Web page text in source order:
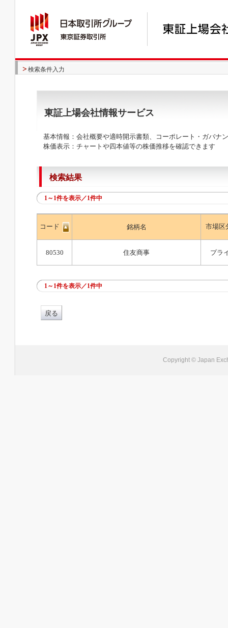
検索条件入力
東証上場会社情報サービス
基本情報：会社概要や適時開示書類、コーポレート・ガバナ
株価表示：チャートや四本値等の株価推移を確認できます
検索結果
1～1件を表示／1件中
コード 銘柄名 市場区
80530 住友商事 プラ
1～1件を表示／1件中